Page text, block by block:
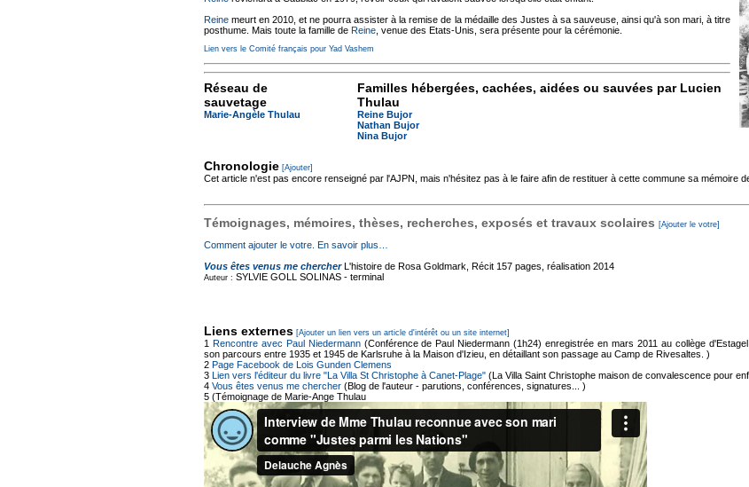
Reine meurt en 2010, et ne pourra assister à la remise de la médaille des Justes à sa sauveuse, ainsi qu'à son mari, à titre
posthume. Mais toute la famille de Reine , venue des Etats-Unis, sera présente pour la cérémonie.
Lien vers le Comité français pour Yad Vashem
Réseau de
sauvetage
Marie-Angèle Thulau
Familles hébergées, cachées, aidées ou sauvées par Lucien
Thulau
Reine Bujor
Nathan Bujor
Nina Bujor
Chronologie [Ajouter]
Cet article n'est pas encore renseigné par l'AJPN, mais n'hésitez pas à le faire afin de restituer à cette commune sa mémoire
Témoignages, mémoires, thèses, recherches, exposés et travaux scolaires [Ajouter le votre]
Comment ajouter le votre. En savoir plus…
Vous êtes venus me chercherL'histoire de Rosa Goldmark, Récit 157 pages, réalisation 2014
Auteur : SYLVIE GOLL SOLINAS - terminal
Liens externes [Ajouter un lien vers un article d'intérêt ou un site internet]
1 Rencontre avec Paul Niedermann(Conférence de Paul Niedermann (1h24) enregistrée en mars 2011 au collège
son parcours entre 1935 et 1945 de Karlsruhe à la Maison d'Izieu, en détaillant son passage au Camp de Rivesaltes. )
2 Page Facebook de Lois Gunden Clemens
3 Lien vers l'éditeur du livre "La Villa St Christophe à Canet-Plage" (La Villa Saint Christophe maison de convalescence pour
4 Vous êtes venus me chercher (Blog de l'auteur - parutions, conférences, signatures... )
5 (Témoignage de Marie-Ange Thulau